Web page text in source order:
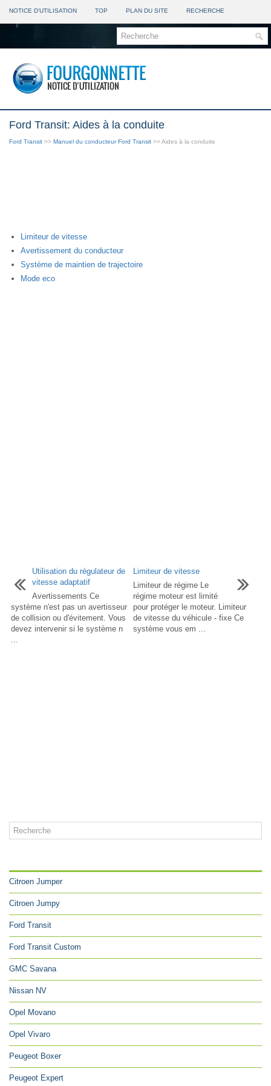
NOTICE D'UTILISATION TOP PLAN DU SITE RECHERCHE
Ford Transit: Aides à la conduite
Ford Transit >> Manuel du conducteur Ford Transit >> Aides à la conduite
Limiteur de vitesse
Avertissement du conducteur
Système de maintien de trajectoire
Mode eco
Utilisation du régulateur de
vitesse adaptatif
Avertissements Ce
système n'est pas un avertisseur
de collision ou d'évitement. Vous
devez intervenir si le système n
...
Limiteur de vitesse
Limiteur de régime Le
régime moteur est limité
pour protéger le moteur. Limiteur
de vitesse du véhicule - fixe Ce
système vous em ...
Citroen Jumper
Citroen Jumpy
Ford Transit
Ford Transit Custom
GMC Savana
Nissan NV
Opel Movano
Opel Vivaro
Peugeot Boxer
Peugeot Expert